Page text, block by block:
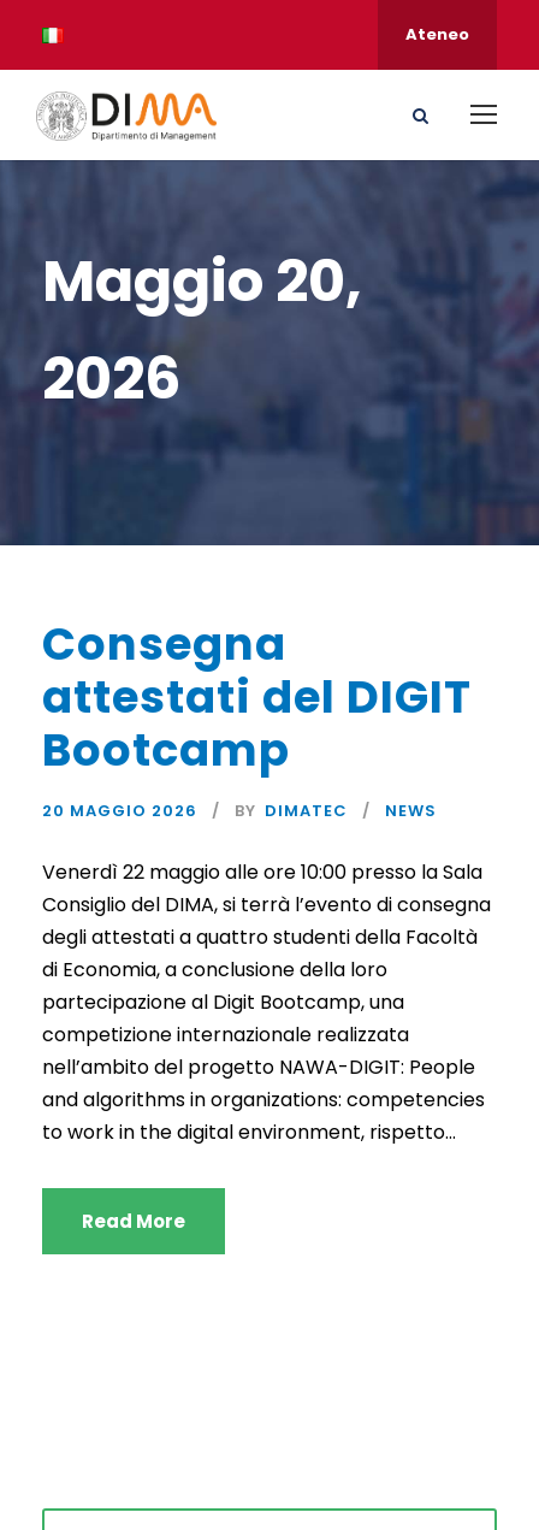
Ateneo
Maggio 20,
2026
Consegna
attestati del DIGIT
Bootcamp
20 MAGGIO 2026 BY DIMATEC NEWS
Venerdì 22 maggio alle ore 10:00 presso la Sala
Consiglio del DIMA, si terrà l’evento di consegna
degli attestati a quattro studenti della Facoltà
di Economia, a conclusione della loro
partecipazione al Digit Bootcamp, una
competizione internazionale realizzata
nell’ambito del progetto NAWA-DIGIT: People
and algorithms in organizations: competencies
to work in the digital environment, rispetto...
Read More